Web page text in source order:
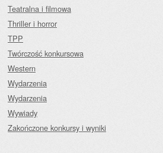
Teatralna i filmowa
Thriller i horror
TPP
Twórczość konkursowa
Western
Wydarzenia
Wydarzenia
Wywiady
Zakończone konkursy i wyniki